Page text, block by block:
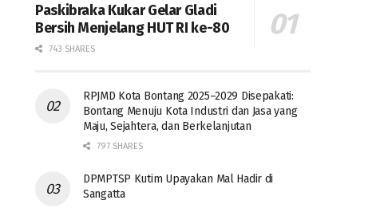
Paskibraka Kukar Gelar Gladi
Bersih Menjelang HUT RI ke-80
743 SHARES
RPJMD Kota Bontang 2025–2029 Disepakati:
Bontang Menuju Kota Industri dan Jasa yang
Maju, Sejahtera, dan Berkelanjutan
797 SHARES
DPMPTSP Kutim Upayakan Mal Hadir di
Sangatta